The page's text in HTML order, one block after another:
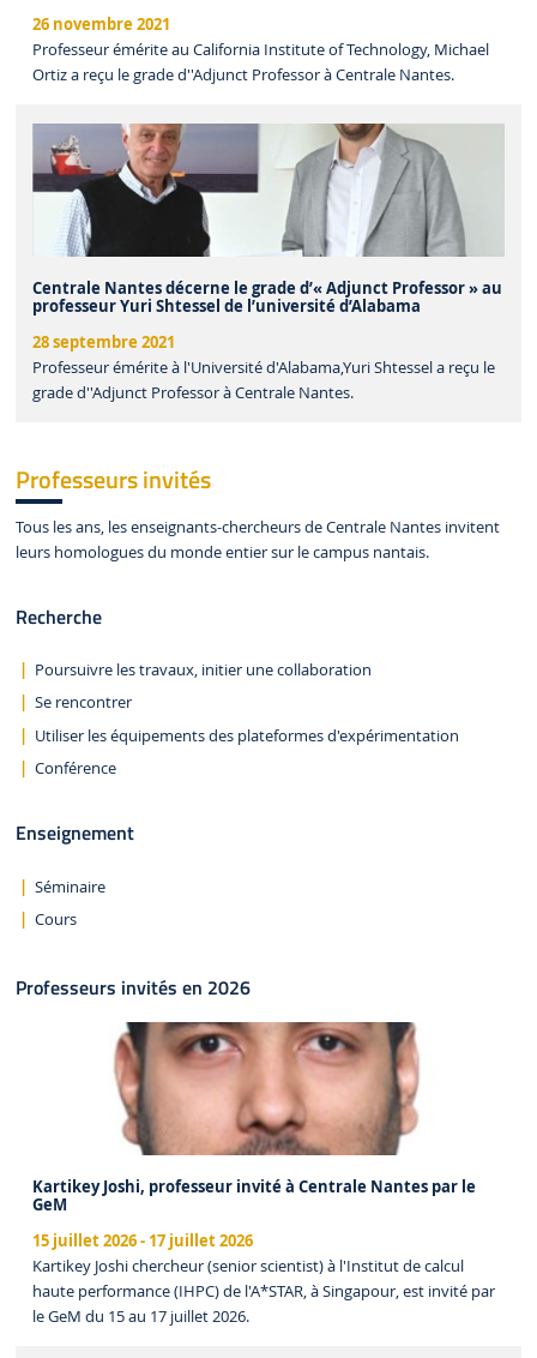
26 novembre 2021
Professeur émérite au California Institute of Technology, Michael
Ortiz a reçu le grade d''Adjunct Professor à Centrale Nantes.
Centrale Nantes décerne le grade d’« Adjunct Professor » au
professeur Yuri Shtessel de l’université d’Alabama
28 septembre 2021
Professeur émérite à l'Université d'Alabama,Yuri Shtessel a reçu le
grade d''Adjunct Professor à Centrale Nantes.
Professeurs invités
Tous les ans, les enseignants-chercheurs de Centrale Nantes invitent
leurs homologues du monde entier sur le campus nantais.
Recherche
Poursuivre les travaux, initier une collaboration
Se rencontrer
Utiliser les équipements des plateformes d'expérimentation
Conférence
Enseignement
Séminaire
Cours
Professeurs invités en 2026
Kartikey Joshi, professeur invité à Centrale Nantes par le
GeM
15 juillet 2026- 17 juillet 2026
Kartikey Joshi chercheur (senior scientist) à l'Institut de calcul
haute performance (IHPC) de l'A*STAR, à Singapour, est invité par
le GeM du 15 au 17 juillet 2026.